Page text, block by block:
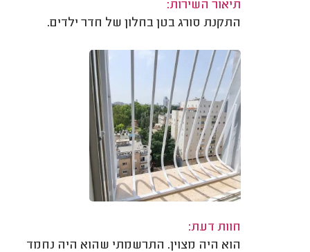
תיאור השירות:
התקנת סורג בטן בחלון של חדר ילדים.
חוות דעת:
הוא היה מצוין. התרשמתי שהוא היה נחמד